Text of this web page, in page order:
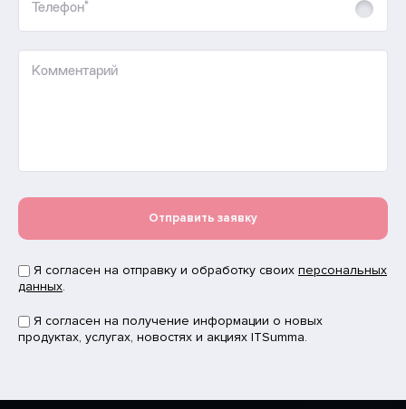
Телефон*
Комментарий
Отправить заявку
Я согласен на отправку и обработку своих персональных
данных.
Я согласен на получение информации о новых
продуктах, услугах, новостях и акциях ITSumma.